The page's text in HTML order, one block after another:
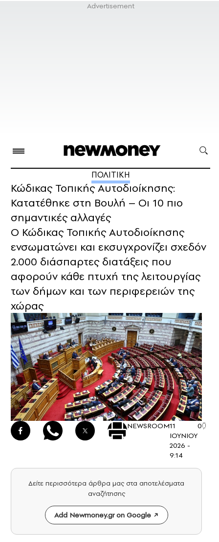
ΠΟΛΙΤΙΚΗ
Κώδικας Τοπικής Αυτοδιοίκησης:
Κατατέθηκε στη Βουλή – Οι 10 πιο
σημαντικές αλλαγές
Ο Κώδικας Τοπικής Αυτοδιοίκησης
ενσωματώνει και εκσυγχρονίζει σχεδόν
2.000 διάσπαρτες διατάξεις που
αφορούν κάθε πτυχή της λειτουργίας
των δήμων και των περιφερειών της
χώρας
NEWSROOM11
ΙΟΥΝΙΟΥ
2026 -
9:14
0
Δείτε περισσότερα άρθρα μας στα αποτελέσματα
αναζήτησης
Add Newmoney.gr on Google